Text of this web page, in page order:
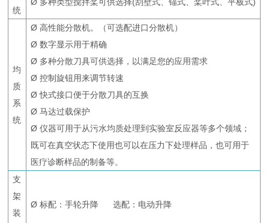
统
均
质
系
统
Ø 高性能分散机。（可选配进口分散机）
Ø 数字显示用于精确
Ø 多种分散刀具可供选择，以满足您的应用需求
Ø 控制旋钮用来调节转速
Ø 快式接口便于分散刀具的互换
Ø 马达过载保护
Ø 仪器可用于从污水均质处理到实验室反应器等多个领域；
既可在真空状态下使用也可以在压力下处理样品，也可用于
医疗诊断样品的制备等。
支
架
装
Ø 标配：手轮升降 选配：电动升降